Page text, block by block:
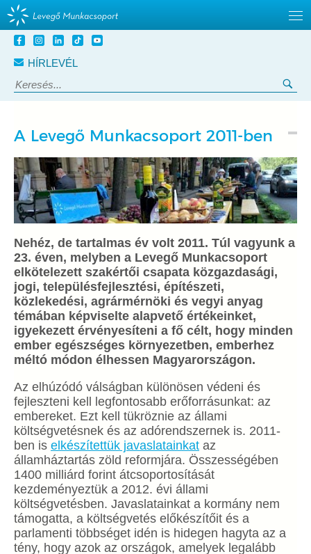
Tovább
tartalomra
HÍRLEVÉL
Keresés:
A Levegő Munkacsoport 2011-ben
Nehéz, de tartalmas év volt 2011. Túl vagyunk a
23. éven, melyben a Levegő Munkacsoport
elkötelezett szakértői csapata közgazdasági,
jogi, településfejlesztési, építészeti,
közlekedési, agrármérnöki és vegyi anyag
témában képviselte alapvető értékeinket,
igyekezett érvényesíteni a fő célt, hogy minden
ember egészséges környezetben, emberhez
méltó módon élhessen Magyarországon.
Az elhúzódó válságban különösen védeni és
fejleszteni kell legfontosabb erőforrásunkat: az
embereket. Ezt kell tükröznie az állami
költségvetésnek és az adórendszernek is. 2011-
ben is elkészítettük javaslatainkat az
államháztartás zöld reformjára. Összességében
1400 milliárd forint átcsoportosítását
kezdeményeztük a 2012. évi állami
költségvetésben. Javaslatainkat a kormány nem
támogatta, a költségvetés előkészítőit és a
parlamenti többséget idén is hidegen hagyta az a
tény, hogy azok az országok, amelyek legalább